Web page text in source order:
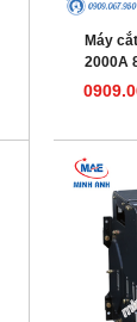
Máy
2000A
Model